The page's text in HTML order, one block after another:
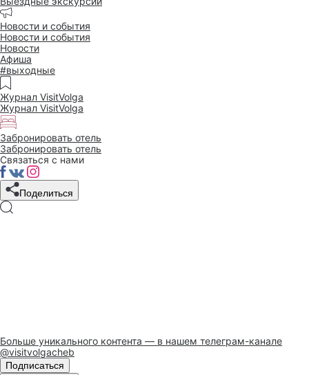
Новости и события
Новости и события
Новости
Афиша
#выходные
Журнал VisitVolga
Журнал VisitVolga
Забронировать отель
Забронировать отель
Связаться с нами
Поделиться
Больше уникального контента — в нашем телеграм-канале
@visitvolgacheb
Подписаться